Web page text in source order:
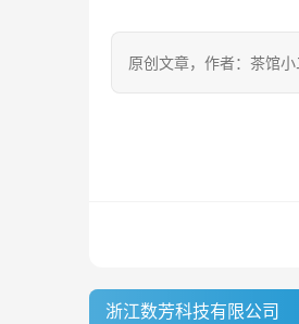
原创文章，作者：茶馆
浙江数芳科技有限公司